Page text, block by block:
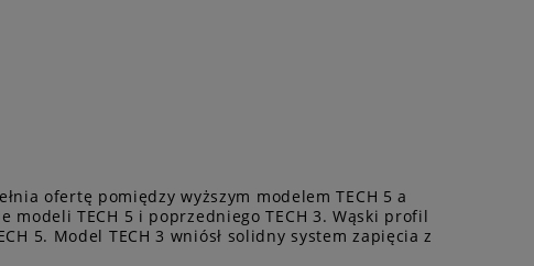
ofertę pomiędzy wyższym modelem TECH 5 a
modeli TECH 5 i poprzedniego TECH 3. Wąski profil
5. Model TECH 3 wniósł solidny system zapięcia z